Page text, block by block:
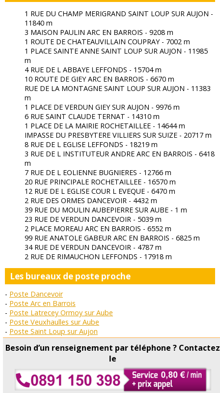
Besoin d’un renseignement par téléphone ? Contactez
le
1 RUE DU CHAMP MERIGRAND SAINT LOUP SUR AUJON -
11840 m
3 MAISON PAULIN ARC EN BARROIS - 9208 m
1 ROUTE DE CHATEAUVILLAIN COUPRAY - 7002 m
1 PLACE SAINTE ANNE SAINT LOUP SUR AUJON - 11985
m
4 RUE DE L ABBAYE LEFFONDS - 15704 m
10 ROUTE DE GIEY ARC EN BARROIS - 6670 m
RUE DE LA MONTAGNE SAINT LOUP SUR AUJON - 11383
m
1 PLACE DE VERDUN GIEY SUR AUJON - 9976 m
6 RUE SAINT CLAUDE TERNAT - 14310 m
1 PLACE DE LA MAIRIE ROCHETAILLEE - 14644 m
IMPASSE DU PRESBYTERE VILLIERS SUR SUIZE - 20717 m
8 RUE DE L EGLISE LEFFONDS - 18219 m
3 RUE DE L INSTITUTEUR ANDRE ARC EN BARROIS - 6418
m
7 RUE DE L EOLIENNE BUGNIERES - 12766 m
20 RUE PRINCIPALE ROCHETAILLEE - 16570 m
12 RUE DE L EGLISE COUR L EVEQUE - 6470 m
2 RUE DES ORMES DANCEVOIR - 4432 m
39 RUE DU MOULIN AUBEPIERRE SUR AUBE - 1 m
23 RUE DE VERDUN DANCEVOIR - 5039 m
2 PLACE MOREAU ARC EN BARROIS - 6552 m
99 RUE ANATOLE GABEUR ARC EN BARROIS - 6825 m
34 RUE DE VERDUN DANCEVOIR - 4787 m
2 RUE DE RIMAUCHON LEFFONDS - 17918 m
Les bureaux de poste proche
Poste Dancevoir
Poste Arc en Barrois
Poste Latrecey Ormoy sur Aube
Poste Veuxhaulles sur Aube
Poste Saint Loup sur Aujon
Poste Montigny sur Aube
Poste Chateauvillain
Poste Leuglay
Copyright © Horaire Poste 2026 Tous droits réservés -Contact
-Conditions d'utilisation-Mettre à jour les données